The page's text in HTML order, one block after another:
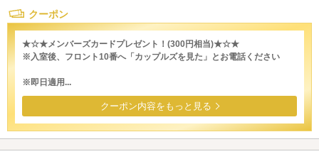
クーポン
★☆★メンバーズカードプレゼント！(300円相当)★☆★
※入室後、フロント10番へ「カップルズを見た」とお電話ください
※即日適用...
クーポン内容をもっと見る